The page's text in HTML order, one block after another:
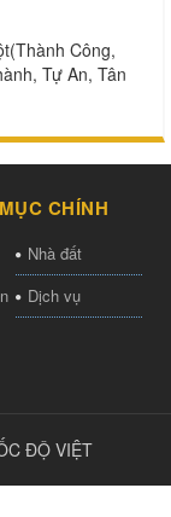
Công,
Tự An, Tân
CHÍNH
Nhà đất
Dịch vụ
ĐỘ VIỆT